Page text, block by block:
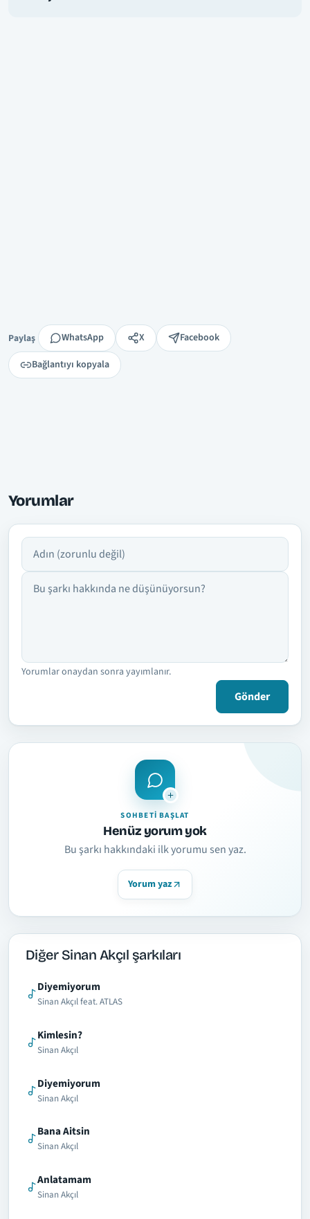
Paylaş
Paylaş WhatsApp X
Facebook
Bağlantıyı kopyala
Yorumlar
Adın
Yorumun
Yorumlar onaydan sonra yayımlanır.
Gönder
SOHBETI BAŞLAT
Henüz yorum yok
Bu şarkı hakkındaki ilk yorumu sen yaz.
Yorum yaz
Diğer Sinan Akçıl şarkıları
Diyemiyorum
Sinan Akçıl feat. ATLAS
Kimlesin?
Sinan Akçıl
Diyemiyorum
Sinan Akçıl
Bana Aitsin
Sinan Akçıl
Anlatamam
Sinan Akçıl